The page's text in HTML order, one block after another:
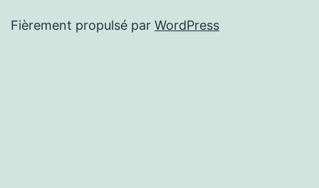
Fièrement propulsé par WordPress